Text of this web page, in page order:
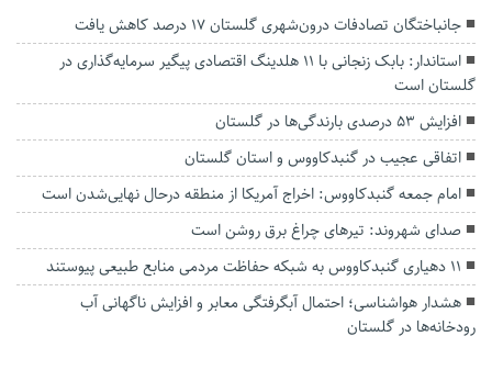
جانباختگان تصادفات درون‌شهری گلستان ۱۷ درصد کاهش یافت
استاندار: بابک زنجانی با ۱۱ هلدینگ اقتصادی پیگیر سرمایه‌گذاری در
گلستان است
افزایش ۵۳ درصدی بارندگی‌ها در گلستان
اتفاقی عجیب در‌ گنبدکاووس و استان گلستان
امام جمعه گنبدکاووس: اخراج آمریکا از منطقه درحال نهایی‌شدن است
صدای شهروند: تیرهای چراغ برق روشن است
۱۱ دهیاری گنبدکاووس به شبکه حفاظت مردمی منابع طبیعی پیوستند
هشدار هواشناسی؛ احتمال آبگرفتگی معابر و افزایش ناگهانی آب
رودخانه‌ها در گلستان